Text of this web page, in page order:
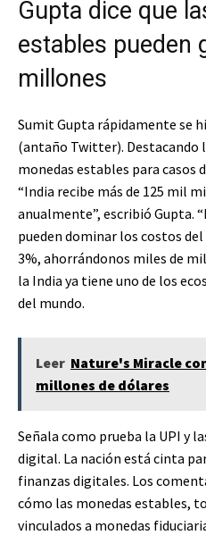
Gupta dice que
estables pueden
millones
Sumit Gupta rápidamente se
(antaño Twitter). Destacando
monedas estables para casos
“India recibe más de 125 mil
anualmente”, escribió Gupta.
pueden dominar los costos
3%, ahorrándonos miles de
la India ya tiene uno de los
del mundo.
Leer Nature's Miracle
millones de dólares
Señala como prueba la UPI y
digital. La nación está cinta
finanzas digitales. Los
cómo las monedas estables,
vinculados a monedas